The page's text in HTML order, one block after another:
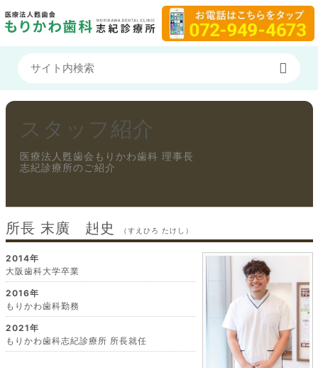
スタッフ紹介
医療法人甦歯会もりかわ歯科 理事長
志紀診療所のご紹介
所長 末廣 赳史 （すえひろ たけし）
2014年
大阪歯科大学卒業
2016年
もりかわ歯科勤務
2021年
もりかわ歯科志紀診療所 所長就任